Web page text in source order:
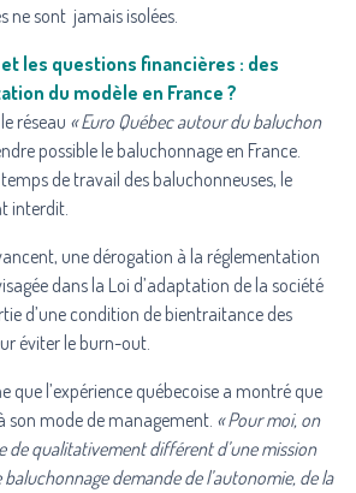
ne sont jamais isolées.
les questions financières : des
du modèle en France ?
réseau « Euro Québec autour du baluchon
possible le baluchonnage en France.
de travail des baluchonneuses, le
interdit.
une dérogation à la réglementation
dans la Loi d’adaptation de la société
d’une condition de bientraitance des
éviter le burn-out.
que l’expérience québecoise a montré que
son mode de management. « Pour moi, on
de qualitativement différent d’une mission
demande de l’autonomie, de la